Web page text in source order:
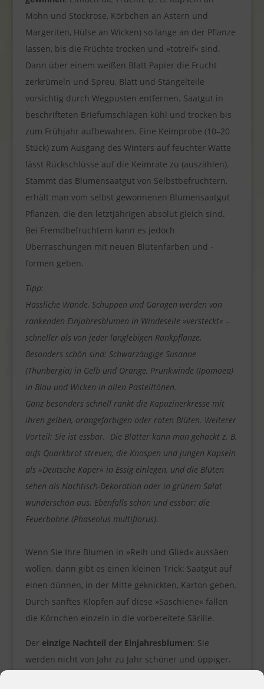
Mohn und Stockrose, Körbchen an Astern und
Margeriten, Hülse an Wicken) so lange an der Pflanze
lassen, bis die Früchte trocken und »totreif« sind.
Dann über einem weißen Blatt Papier die Frucht
zerkrümeln und Spreu, Blatt und Stängelteile
vorsichtig durch Wegpusten entfernen. Saatgut in
beschrifteten Briefumschlägen kühl und trocken bis
zum Frühjahr aufbewahren. Eine Keimprobe (10–20
Stück) zum Ausgang des Winters auf feuchter Watte
lässt Rückschlüsse auf die Keimrate zu (auszählen).
Stammt das Blumensaatgut von Selbstbefruchtern,
erhält man vom selbst gewonnenen Blumensaatgut
Pflanzen, die den letztjährigen absolut gleich sind.
Bei Fremdbefruchtern kann es jedoch
Überraschungen mit neuen Blütenfarben und -
formen geben.
Tipp:
Hässliche Wände, Schuppen und Garagen werden von
rankenden Einjahresblumen in Windeseile »versteckt« –
schneller als von jeder langlebigen Rankpflanze.
Besonders schön sind: Schwarzäugige Susanne
(Thunbergia) in Gelb und Orange, Prunkwinde (Ipomoea)
in Blau und Wicken in allen Pastelltönen.
Ganz besonders schnell rankt die Kapuzinerkresse mit
ihren gelben, orangefarbigen oder roten Blüten. Weiterer
Vorteil: Sie ist essbar. Die Blätter kann man gehackt z. B.
aufs Quarkbrot streuen, die Knospen und jungen Kapseln
als »Deutsche Kaper« in Essig einlegen, und die Blüten
sehen als Nachtisch-Dekoration oder in grünem Salat
wunderschön aus. Ebenfalls schön und essbar: die
Feuerbohne (Phaseolus multiflorus).
Wenn Sie Ihre Blumen in »Reih und Glied« aussäen
wollen, dann gibt es einen kleinen Trick: Saatgut auf
einen dünnen, in der Mitte geknickten, Karton geben.
Durch sanftes Klopfen auf diese »Säschiene« fallen
die Körnchen einzeln in die vorbereitete Särille.
Der einzige Nachteil der Einjahresblumen: Sie
werden nicht von Jahr zu Jahr schöner und üppiger.